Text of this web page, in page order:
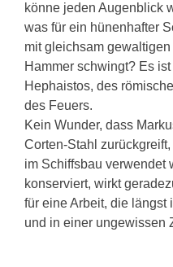
könne jeden Augenblick
was für ein hünenhafter
mit gleichsam
Hammer schwingt? Es
Hephaistos, des
des Feuers.
Kein Wunder, dass
Corten-Stahl
im Schiffsbau verwendet
konserviert, wirkt
für eine Arbeit, die längst
und in einer ungewissen